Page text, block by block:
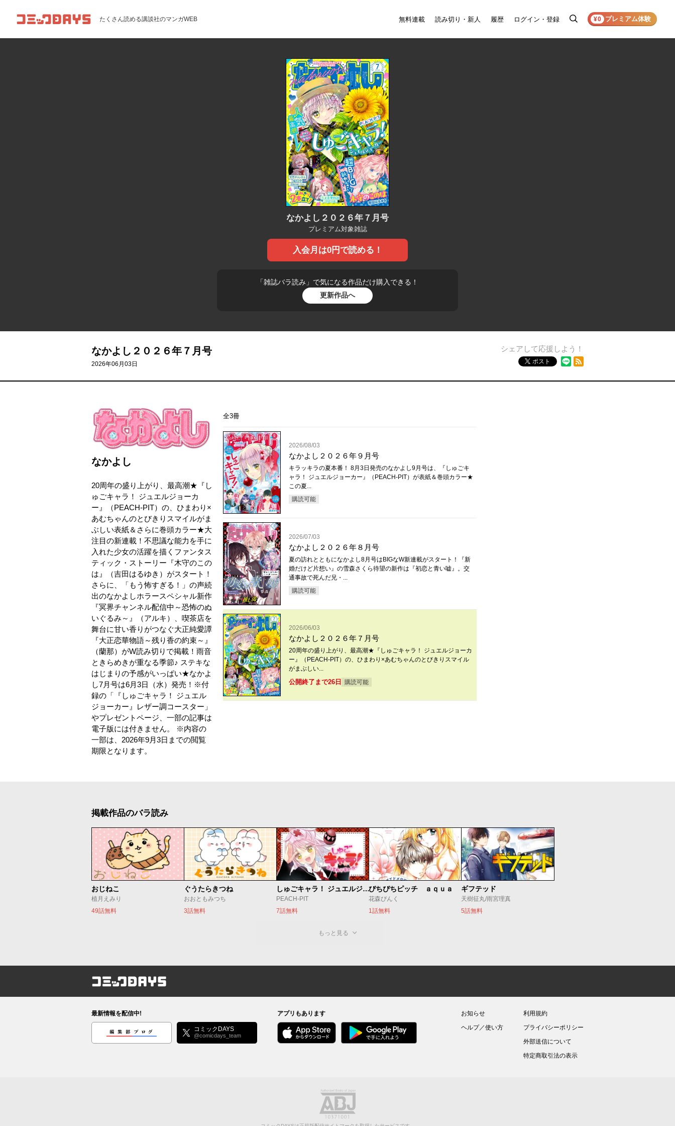
コミックDAYS たくさん読める講談社のマンガWEB 無料連載 読み切り・新人 履歴 ログイン・登録
検
¥0 プレミアム体験
なかよし２０２６年７月号
プレミアム対象雑誌
入会月は0円で読める！
「雑誌バラ読み」で気になる作品だけ購入できる！
更新作品へ
なかよし２０２６年７月号
2026年06月03日
シェアして応援しよう！
ポスト
なかよし
20周年の盛り上がり、最高潮★『し
ゅごキャラ！ ジュエルジョーカ
ー』（PEACH-PIT）の、ひまわり×
あむちゃんのとびきりスマイルがま
ぶしい表紙＆さらに巻頭カラー★大
注目の新連載！不思議な能力を手に
入れた少女の活躍を描くファンタス
ティック・ストーリー『木守のこの
は』（吉田はるゆき）がスタート！
さらに、「もう怖すぎる！」の声続
出のなかよしホラースペシャル新作
『冥界チャンネル配信中～恐怖のぬ
いぐるみ～』（アルキ）、喫茶店を
舞台に甘い香りがつなぐ大正純愛譚
『大正恋華物語～残り香の約束～』
（蘭那）がW読み切りで掲載！雨音
ときらめきが重なる季節♪ ステキな
はじまりの予感がいっぱい★なかよ
し7月号は6月3日（水）発売！※付
録の「『しゅごキャラ！ ジュエル
ジョーカー』レザー調コースター」
やプレゼントページ、一部の記事は
電子版には付きません。 ※内容の
一部は、2026年9月3日までの閲覧
期限となります。
全3冊
2026/08/03
なかよし２０２６年９月号
キラッキラの夏本番！ 8月3日発売のなかよし9月号は、『しゅごキ
ャラ！ ジュエルジョーカー』（PEACH-PIT）が表紙＆巻頭カラー★
この夏...
購読可能
2026/07/03
なかよし２０２６年８月号
夏の訪れとともになかよし8月号はBIGなW新連載がスタート！『新
婚だけど片想い』の雪森さくら待望の新作は『初恋と青い嘘』。交
通事故で死んだ兄・...
購読可能
2026/06/03
なかよし２０２６年７月号
20周年の盛り上がり、最高潮★『しゅごキャラ！ ジュエルジョーカ
ー』（PEACH-PIT）の、ひまわり×あむちゃんのとびきりスマイル
がまぶしい...
公開終了まで26日 購読可能
掲載作品のバラ読み
おじねこ
植月えみり
49話無料
ぐうたらきつね
おおともみつち
3話無料
しゅごキャラ！ ジュエルジョーカー
PEACH-PIT
7話無料
ぴちぴちピッチ ａｑｕａ
花森ぴんく
1話無料
ギフテッド
天樹征丸/雨宮理真
5話無料
もっと見る
コミックDAYS
最新情報を配信中!
編集部ブログ コミックDAYS
@comicdays_team
アプリもあります
お知らせ
ヘルプ／使い方
利用規約
プライバシーポリシー
外部送信について
特定商取引法の表示